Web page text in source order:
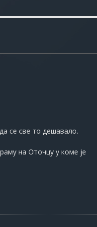
се све то дешавало.
на Оточцу у коме је